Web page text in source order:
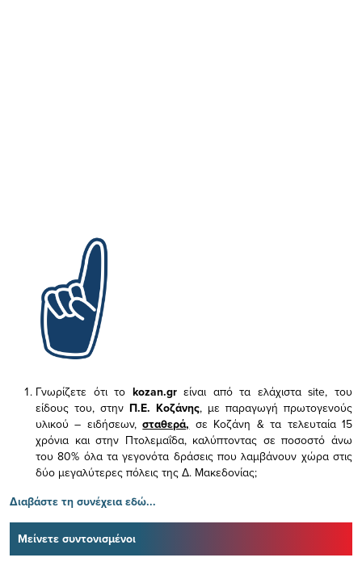
Γνωρίζετε ότι το kozan.gr είναι από τα ελάχισταsite, του
είδους του, στην Π.Ε. Κοζάνης, με παραγωγή πρωτογενούς
υλικού – ειδήσεων,σταθερά, σε Κοζάνη & τα τελευταία 15
χρόνια και στην Πτολεμαΐδα, καλύπτοντας σε ποσοστό άνω
του 80% όλα τα γεγονότα δράσεις που λαμβάνουν χώρα στις
δύο μεγαλύτερες πόλεις της Δ. Μακεδονίας;
Διαβάστε τη συνέχεια εδώ...
Μείνετε συντονισμένοι